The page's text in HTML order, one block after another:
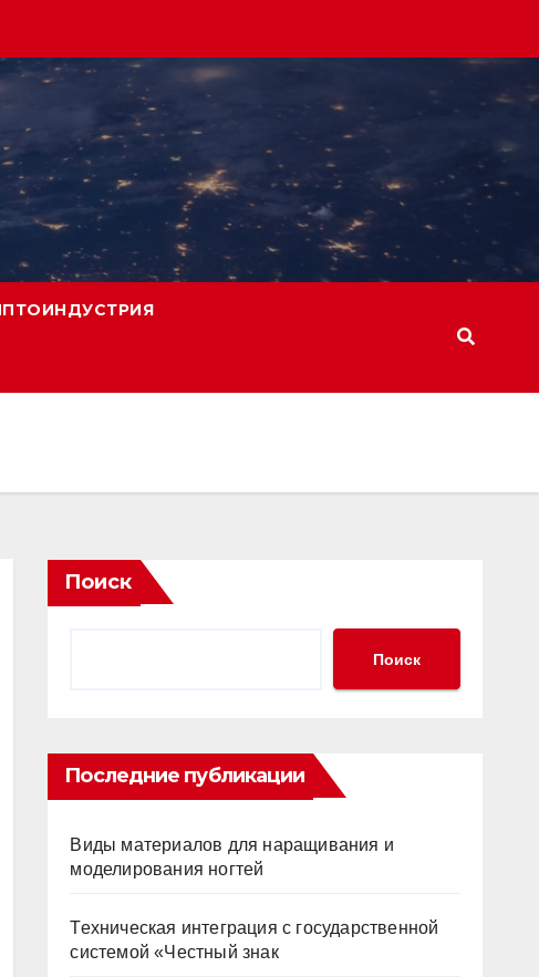
Поиск
Поиск
Последние публикации
Виды материалов для наращивания и
моделирования ногтей
Техническая интеграция с государственной
системой «Честный знак